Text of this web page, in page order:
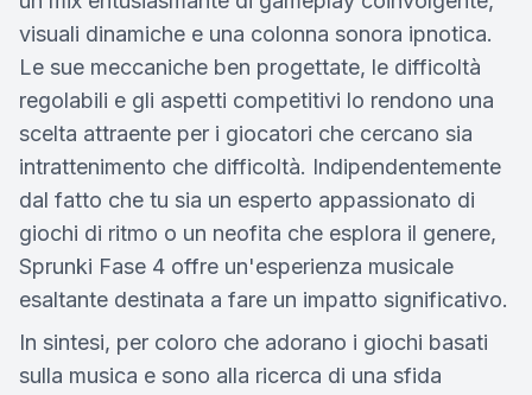
visuali dinamiche e una colonna sonora ipnotica.
Le sue meccaniche ben progettate, le difficoltà
regolabili e gli aspetti competitivi lo rendono una
scelta attraente per i giocatori che cercano sia
intrattenimento che difficoltà. Indipendentemente
dal fatto che tu sia un esperto appassionato di
giochi di ritmo o un neofita che esplora il genere,
Sprunki Fase 4 offre un'esperienza musicale
esaltante destinata a fare un impatto significativo.
In sintesi, per coloro che adorano i giochi basati
sulla musica e sono alla ricerca di una sfida